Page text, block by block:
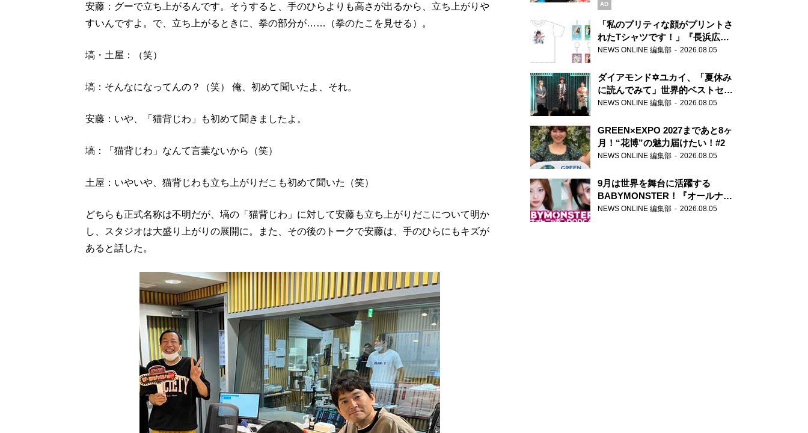
安藤：グーで立ち上がるんです。そうすると、手のひらよりも高さが出るから、立ち上がりや
すいんですよ。で、立ち上がるときに、拳の部分が……（拳のたこを見せる）。
塙・土屋：（笑）
塙：そんなになってんの？（笑） 俺、初めて聞いたよ、それ。
安藤：いや、「猫背じわ」も初めて聞きましたよ。
塙：「猫背じわ」なんて言葉ないから（笑）
土屋：いやいや、猫背じわも立ち上がりだこも初めて聞いた（笑）
どちらも正式名称は不明だが、塙の「猫背じわ」に対して安藤も立ち上がりだこについて明か
し、スタジオは大盛り上がりの展開に。また、その後のトークで安藤は、手のひらにもキズが
あると話した。
AD
「私のプリティな顔がプリントさ
れたTシャツです！」『長浜広奈
天下無双』初の番組グッズ発売
NEWS ONLINE 編集部 2026.08.05
ダイアモンド✡ユカイ、「夏休み
に読んでみて」世界的ベストセラ
ー『アナスタシア』を紹介
NEWS ONLINE 編集部 2026.08.05
GREEN×EXPO 2027まであと8ヶ
月！“花博”の魅力届けたい！#2
NEWS ONLINE 編集部 2026.08.05
9月は世界を舞台に活躍する
BABYMONSTER！『オールナイ
トニッポンPODCAST』月替わり
NEWS ONLINE 編集部 2026.08.05